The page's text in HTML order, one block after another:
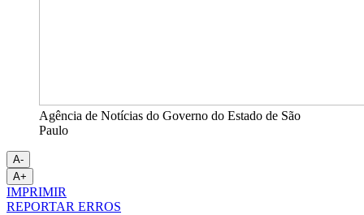
Agência de Notícias do Governo do Estado de São
Paulo
A-
A+
IMPRIMIR
REPORTAR ERROS